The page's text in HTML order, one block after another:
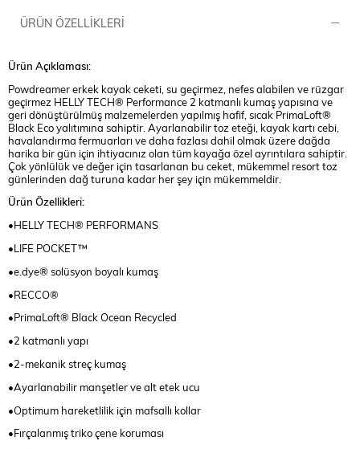
ÜRÜN ÖZELLIKLERI
Ürün Açıklaması:
Powdreamer erkek kayak ceketi, su geçirmez, nefes alabilen ve rüzgar
geçirmez HELLY TECH® Performance 2 katmanlı kumaş yapısına ve
geri dönüştürülmüş malzemelerden yapılmış hafif, sıcak PrimaLoft®
Black Eco yalıtımına sahiptir. Ayarlanabilir toz eteği, kayak kartı cebi,
havalandırma fermuarları ve daha fazlası dahil olmak üzere dağda
harika bir gün için ihtiyacınız olan tüm kayağa özel ayrıntılara sahiptir.
Çok yönlülük ve değer için tasarlanan bu ceket, mükemmel resort toz
günlerinden dağ turuna kadar her şey için mükemmeldir.
Ürün Özellikleri:
•HELLY TECH® PERFORMANS
•LIFE POCKET™
•e.dye® solüsyon boyalı kumaş
•RECCO®
•PrimaLoft® Black Ocean Recycled
•2 katmanlı yapı
•2-mekanik streç kumaş
•Ayarlanabilir manşetler ve alt etek ucu
•Optimum hareketlilik için mafsallı kollar
•Fırçalanmış triko çene koruması